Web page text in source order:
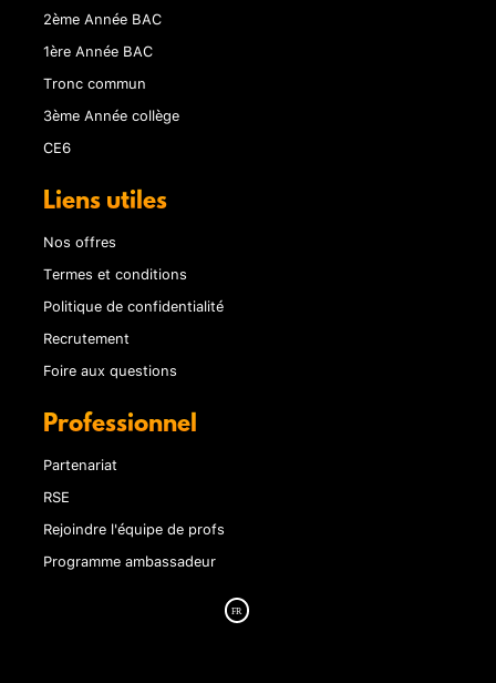
2ème Année BAC
1ère Année BAC
Tronc commun
3ème Année collège
CE6
Liens utiles
Nos offres
Termes et conditions
Politique de confidentialité
Recrutement
Foire aux questions
Professionnel
Partenariat
RSE
Rejoindre l'équipe de profs
Programme ambassadeur